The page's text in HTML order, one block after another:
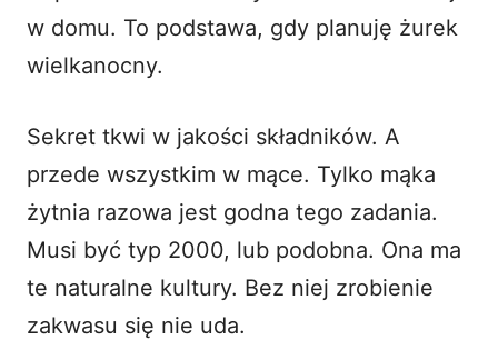
w domu. To podstawa, gdy planuję żurek
wielkanocny.
Sekret tkwi w jakości składników. A
przede wszystkim w mące. Tylko mąka
żytnia razowa jest godna tego zadania.
Musi być typ 2000, lub podobna. Ona ma
te naturalne kultury. Bez niej zrobienie
zakwasu się nie uda.